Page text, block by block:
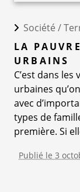
Société /
LA
URBAINS
C’est dans
urbaines
avec
types de
première. Si
Publié le 3